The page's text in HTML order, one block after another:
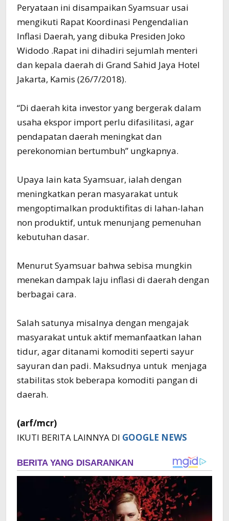
Peryataan ini disampaikan Syamsuar usai
mengikuti Rapat Koordinasi Pengendalian
Inflasi Daerah, yang dibuka Presiden Joko
Widodo .Rapat ini dihadiri sejumlah menteri
dan kepala daerah di Grand Sahid Jaya Hotel
Jakarta, Kamis (26/7/2018).
“Di daerah kita investor yang bergerak dalam
usaha ekspor import perlu difasilitasi, agar
pendapatan daerah meningkat dan
perekonomian bertumbuh” ungkapnya.
Upaya lain kata Syamsuar, ialah dengan
meningkatkan peran masyarakat untuk
mengoptimalkan produktifitas di lahan-lahan
non produktif, untuk menunjang pemenuhan
kebutuhan dasar.
Menurut Syamsuar bahwa sebisa mungkin
menekan dampak laju inflasi di daerah dengan
berbagai cara.
Salah satunya misalnya dengan mengajak
masyarakat untuk aktif memanfaatkan lahan
tidur, agar ditanami komoditi seperti sayur
sayuran dan padi. Maksudnya untuk menjaga
stabilitas stok beberapa komoditi pangan di
daerah.
(arf/mcr)
IKUTI BERITA LAINNYA DI GOOGLE NEWS